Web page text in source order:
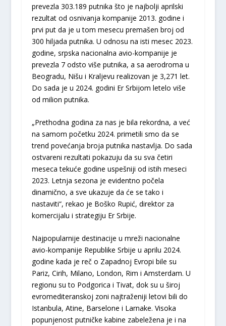
prevezla 303.189 putnika što je najbolji aprilski
rezultat od osnivanja kompanije 2013. godine i
prvi put da je u tom mesecu premašen broj od
300 hiljada putnika. U odnosu na isti mesec 2023.
godine, srpska nacionalna avio-kompanije je
prevezla 7 odsto više putnika, a sa aerodroma u
Beogradu, Nišu i Kraljevu realizovan je 3,271 let.
Do sada je u 2024. godini Er Srbijom letelo više
od milion putnika.
„Prethodna godina za nas je bila rekordna, a već
na samom početku 2024. primetili smo da se
trend povećanja broja putnika nastavlja. Do sada
ostvareni rezultati pokazuju da su sva četiri
meseca tekuće godine uspešniji od istih meseci
2023. Letnja sezona je evidentno počela
dinamično, a sve ukazuje da će se tako i
nastaviti“, rekao je Boško Rupić, direktor za
komercijalu i strategiju Er Srbije.
Najpopularnije destinacije u mreži nacionalne
avio-kompanije Republike Srbije u aprilu 2024.
godine kada je reč o Zapadnoj Evropi bile su
Pariz, Cirih, Milano, London, Rim i Amsterdam. U
regionu su to Podgorica i Tivat, dok su u široj
evromediteranskoj zoni najtraženiji letovi bili do
Istanbula, Atine, Barselone i Larnake. Visoka
popunjenost putničke kabine zabeležena je i na